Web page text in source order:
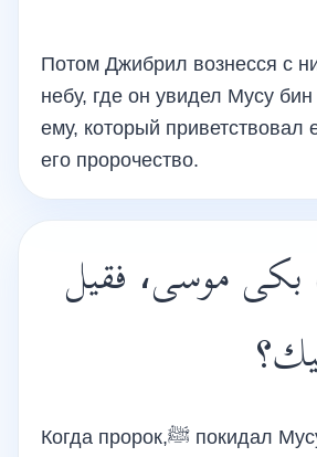
Потом Джибрил вознесся с
небу, где он увидел Мусу
ему, который приветствовал
его пророчество.
بكى موسى، فقيل
Когда пророк,ﷺ покидал Мусу, мир ему,